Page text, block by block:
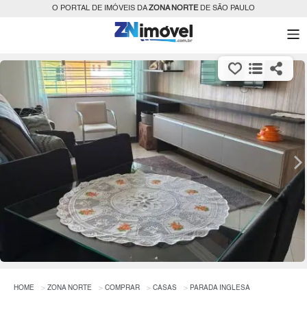
O PORTAL DE IMÓVEIS DAZONA NORTEDE SÃO PAULO
HOME ZONA NORTE COMPRAR CASAS PARADA INGLESA